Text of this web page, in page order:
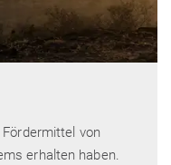
von
erhalten haben.